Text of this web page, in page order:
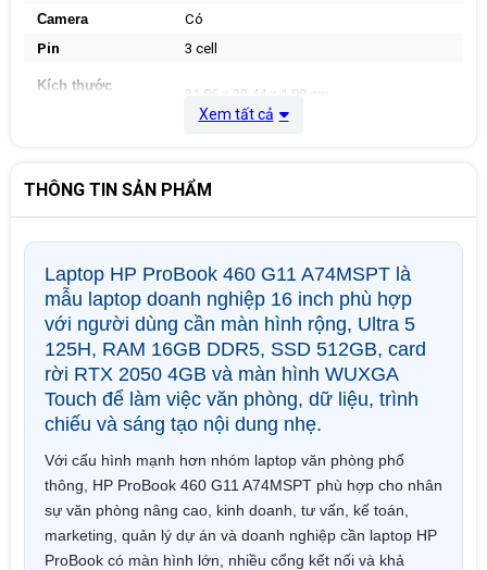
Camera
Có
Pin
3 cell
Kích thước
31.86 x 22.44 x 1.09 cm
Trọng lượng
1,39 Kg
Hệ điều hành
Windows 11 Home
Xem tất cả
THÔNG TIN SẢN PHẨM
Laptop HP ProBook 460 G11 A74MSPT là
mẫu laptop doanh nghiệp 16 inch phù hợp
với người dùng cần màn hình rộng, Ultra 5
125H, RAM 16GB DDR5, SSD 512GB, card
rời RTX 2050 4GB và màn hình WUXGA
Touch để làm việc văn phòng, dữ liệu, trình
chiếu và sáng tạo nội dung nhẹ.
Với cấu hình mạnh hơn nhóm laptop văn phòng phổ
thông, HP ProBook 460 G11 A74MSPT phù hợp cho nhân
sự văn phòng nâng cao, kinh doanh, tư vấn, kế toán,
marketing, quản lý dự án và doanh nghiệp cần laptop HP
ProBook có màn hình lớn, nhiều cổng kết nối và khả